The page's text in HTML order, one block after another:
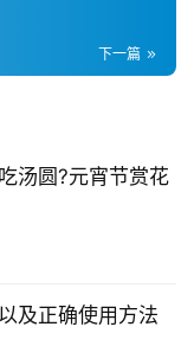
下一篇
汤圆?元宵节赏花
及正确使用方法